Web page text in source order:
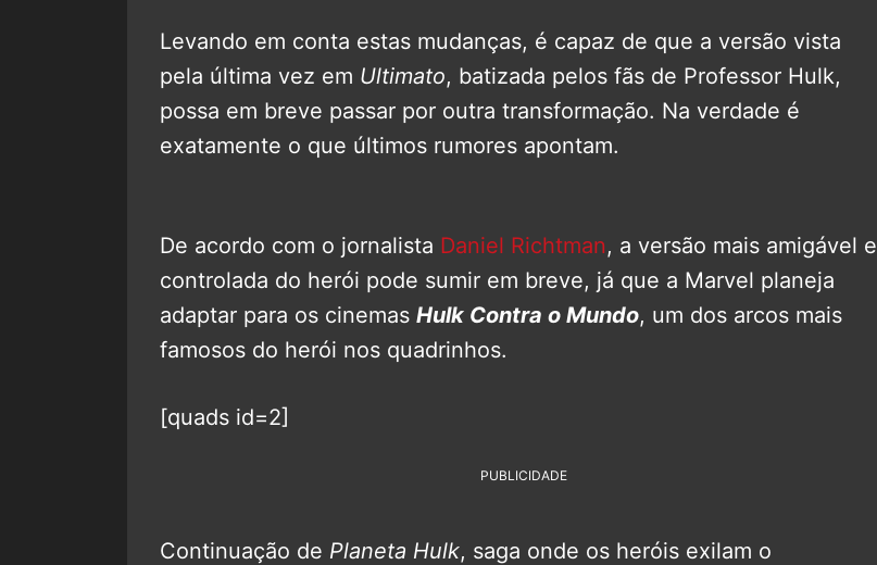
Levando em conta estas mudanças, é capaz de que a versão vista
pela última vez em Ultimato, batizada pelos fãs de Professor Hulk,
possa em breve passar por outra transformação. Na verdade é
exatamente o que últimos rumores apontam.
De acordo com o jornalista Daniel Richtman, a versão mais amigável e
controlada do herói pode sumir em breve, já que a Marvel planeja
adaptar para os cinemas Hulk Contra o Mundo, um dos arcos mais
famosos do herói nos quadrinhos.
[quads id=2]
PUBLICIDADE
Continuação de Planeta Hulk, saga onde os heróis exilam o